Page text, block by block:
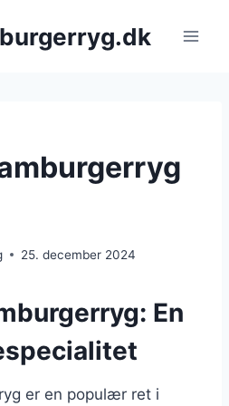
25. december 2024
En
er en populær ret i